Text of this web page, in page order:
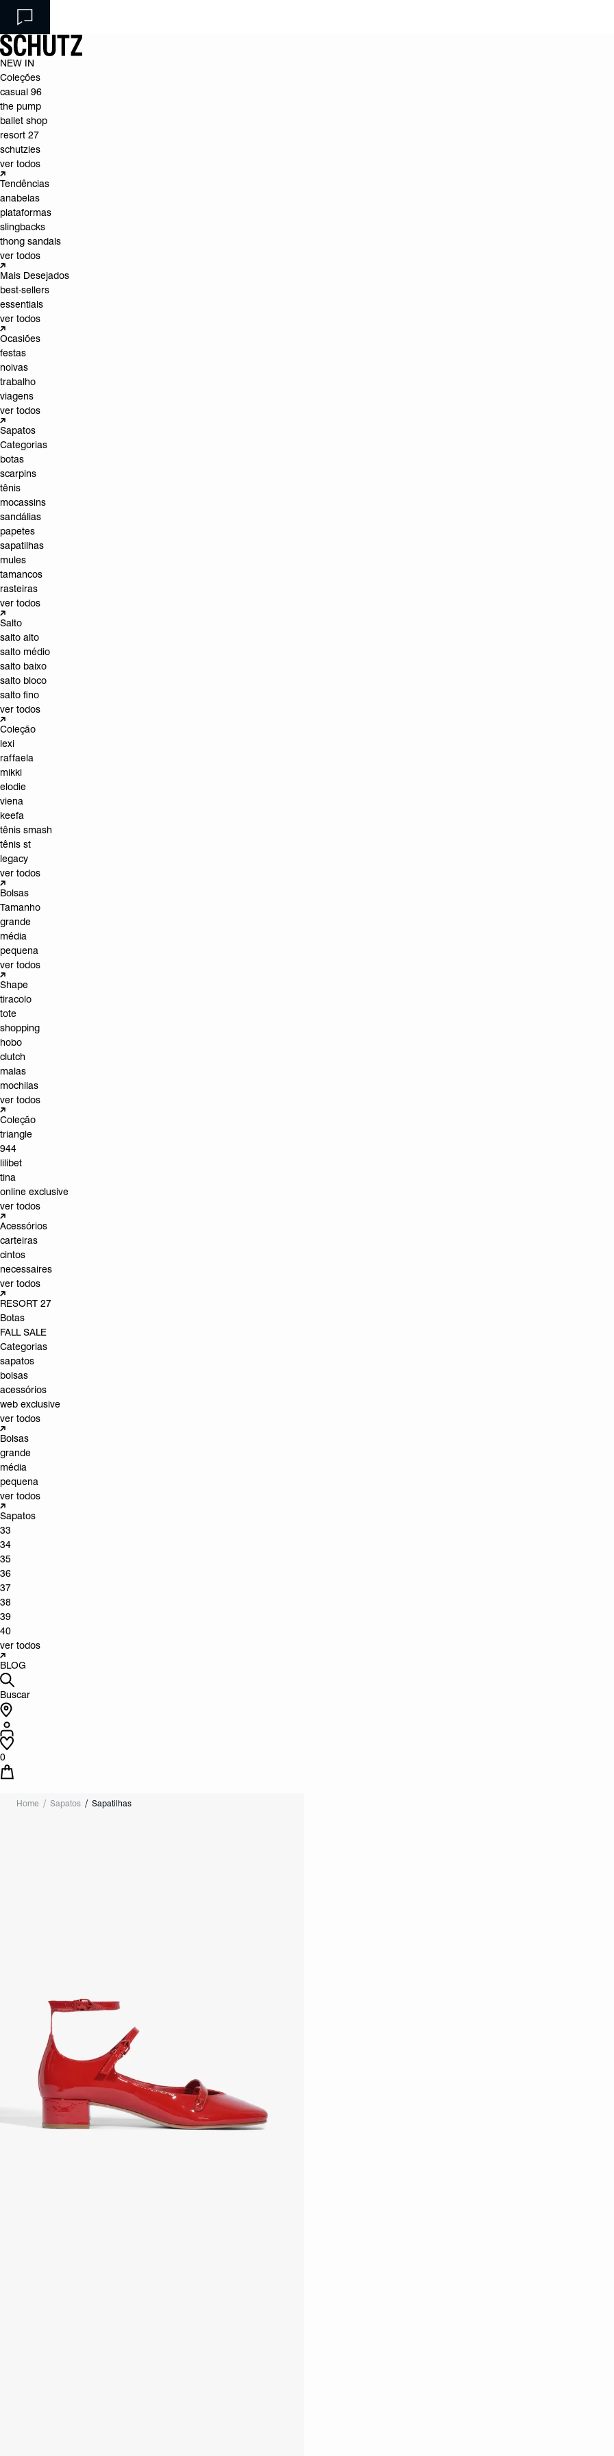
NEW IN
Coleções
casual 96
the pump
ballet shop
resort 27
schutzies
ver todos
Tendências
anabelas
plataformas
slingbacks
thong sandals
ver todos
Mais Desejados
best-sellers
essentials
ver todos
Ocasiões
festas
noivas
trabalho
viagens
ver todos
Sapatos
Categorias
botas
scarpins
tênis
mocassins
sandálias
papetes
sapatilhas
mules
tamancos
rasteiras
ver todos
Salto
salto alto
salto médio
salto baixo
salto bloco
salto fino
ver todos
Coleção
lexi
raffaela
mikki
elodie
viena
keefa
tênis smash
tênis st
legacy
ver todos
Bolsas
Tamanho
grande
média
pequena
ver todos
Shape
tiracolo
tote
shopping
hobo
clutch
malas
mochilas
ver todos
Coleção
triangle
944
lilibet
tina
online exclusive
ver todos
Acessórios
carteiras
cintos
necessaires
ver todos
RESORT 27
Botas
FALL SALE
Categorias
sapatos
bolsas
acessórios
web exclusive
ver todos
Bolsas
grande
média
pequena
ver todos
Sapatos
33
34
35
36
37
38
39
40
ver todos
BLOG
Buscar
0
Home Sapatos Sapatilhas